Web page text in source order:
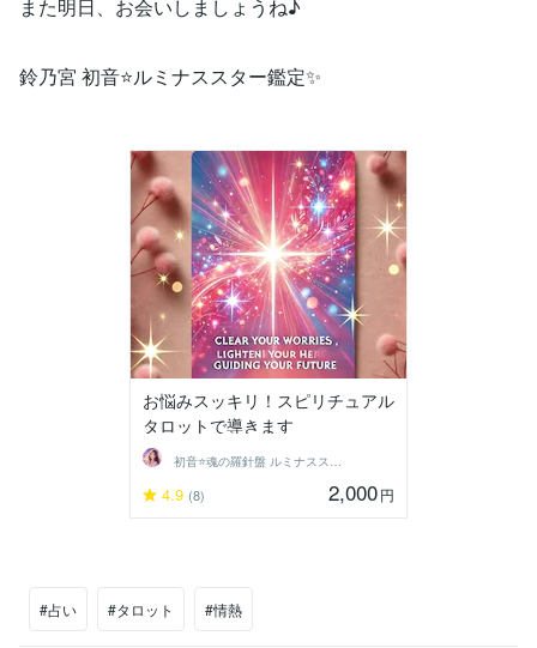
また明日、お会いしましょうね♪
鈴乃宮 初音⭐️ルミナススター鑑定✨
お悩みスッキリ！スピリチュアル
タロットで導きます
初音⭐️魂の羅針盤 ルミナススター鑑定
4.9 (8) 2,000円
#占い #タロット #情熱